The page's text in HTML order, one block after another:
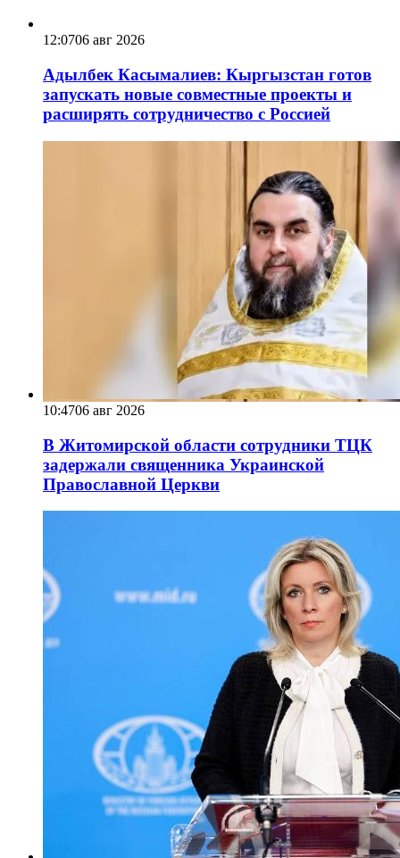
12:0706 авг 2026
Адылбек Касымалиев: Кыргызстан готов
запускать новые совместные проекты и
расширять сотрудничество с Россией
10:4706 авг 2026
В Житомирской области сотрудники ТЦК
задержали священника Украинской
Православной Церкви